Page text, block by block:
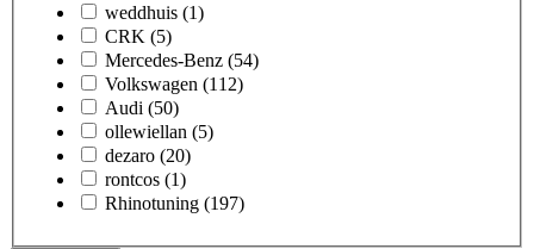
weddhuis (1)
CRK (5)
Mercedes-Benz (54)
Volkswagen (112)
Audi (50)
ollewiellan (5)
dezaro (20)
rontcos (1)
Rhinotuning (197)